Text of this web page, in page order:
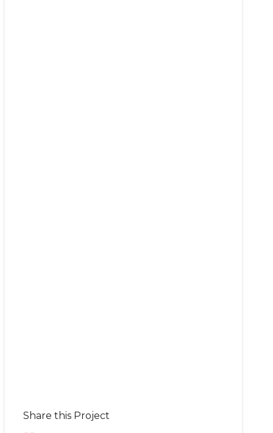
Share this Project